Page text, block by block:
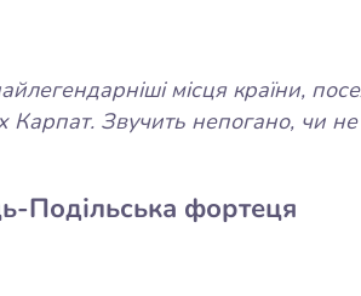
місця країни,
Карпат. Звучить непогано, чи
Подільська фортеця